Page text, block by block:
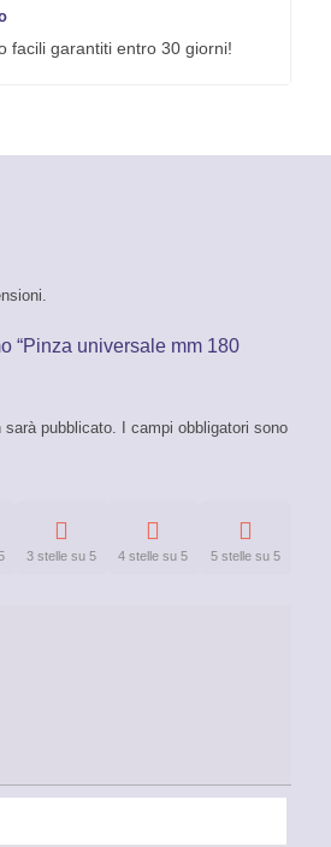
facili garantiti entro 30 giorni!
“Pinza universale mm 180
sarà pubblicato.
I campi obbligatori sono
3 stelle su 5 4 stelle su 5 5 stelle su 5